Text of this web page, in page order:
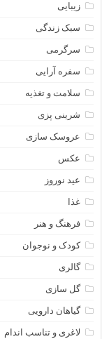
زیبایی
سبک زندگی
سرگرمی
سفره آرایی
سلامت و تغذیه
شرینی پزی
عروسک سازی
عکس
عید نوروز
غذا
فرهنگ و هنر
کودک و نوجوان
گالری
گل سازی
گیاهان دارویی
لاغری و تناسب اندام